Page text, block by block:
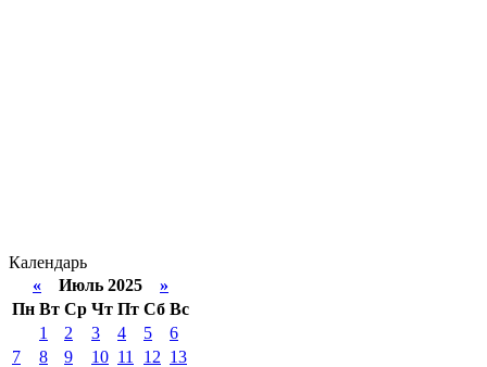
Календарь
« Июль 2025 »
Пн Вт Ср Чт Пт Сб Вс
1
2 3 4 5
6
7
8 9 10 11 12 13